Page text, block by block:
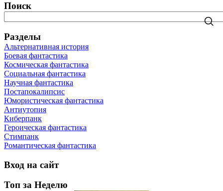
Поиск
Разделы
Альтернативная история
Боевая фантастика
Космическая фантастика
Социальная фантастика
Научная фантастика
Постапокалипсис
Юмористическая фантастика
Антиутопия
Киберпанк
Героическая фантастика
Стимпанк
Романтическая фантастика
Вход на сайт
Топ за Неделю